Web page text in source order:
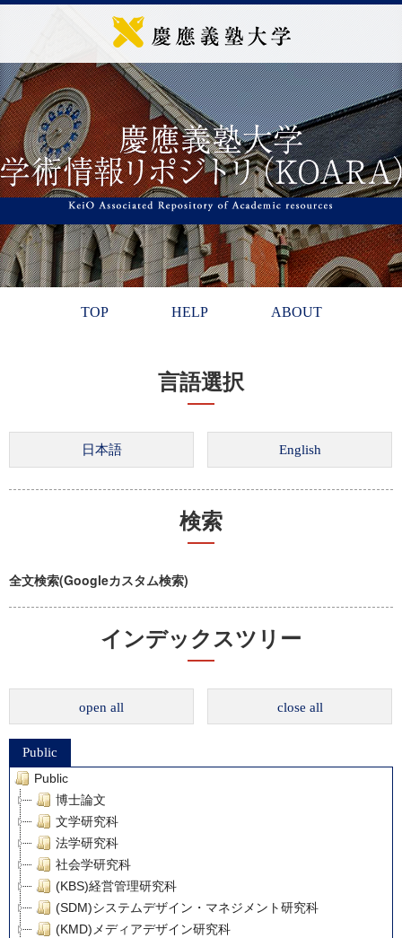
TOP HELP ABOUT
言語選択
検索
全文検索(Googleカスタム検索)
インデックスツリー
open all close all
Public
Public
博士論文
文学研究科
法学研究科
社会学研究科
(KBS)経営管理研究科
(SDM)システムデザイン・マネジメント研究科
(KMD)メディアデザイン研究科